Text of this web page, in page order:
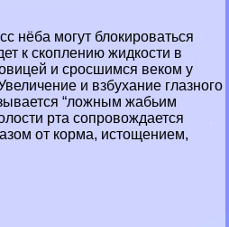
нёба могут блокироваться
к скоплению жидкости в
и сросшимся веком у
и взбухание глазного
“ложным жабьим
рта сопровождается
от корма, истощением,